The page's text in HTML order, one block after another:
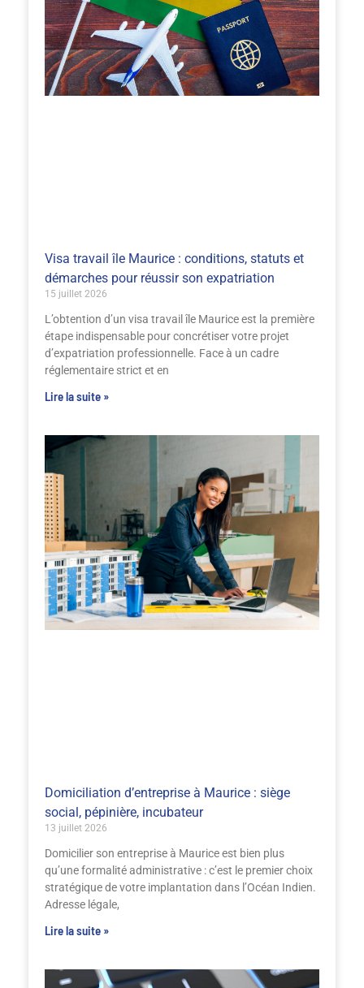
Visa travail île Maurice : conditions, statuts et
démarches pour réussir son expatriation
15 juillet 2026
L’obtention d’un visa travail île Maurice est la première
étape indispensable pour concrétiser votre projet
d’expatriation professionnelle. Face à un cadre
réglementaire strict et en
Lire la suite »
Domiciliation d’entreprise à Maurice : siège
social, pépinière, incubateur
13 juillet 2026
Domicilier son entreprise à Maurice est bien plus
qu’une formalité administrative : c’est le premier choix
stratégique de votre implantation dans l’Océan Indien.
Adresse légale,
Lire la suite »